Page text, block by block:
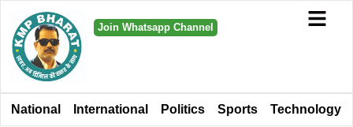
Join Whatsapp Channel
National International Politics Sports Technology